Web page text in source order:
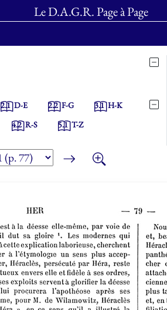
Le D.A.G.R. Page à Page
2.1D-E 2.2F-G 3.1H-K
4.2R-S 5.1T-Z